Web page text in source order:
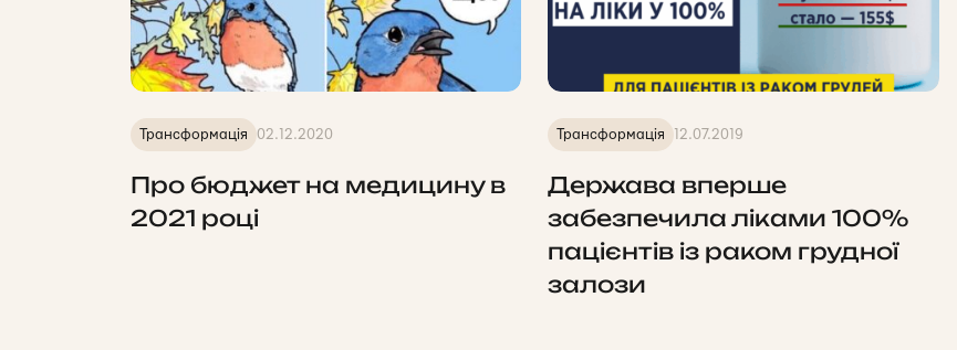
Трансформація 02.12.2020
Про бюджет на медицину в
2021 році
Трансформація 12.07.2019
Держава вперше
забезпечила ліками 100%
пацієнтів із раком грудної
залози